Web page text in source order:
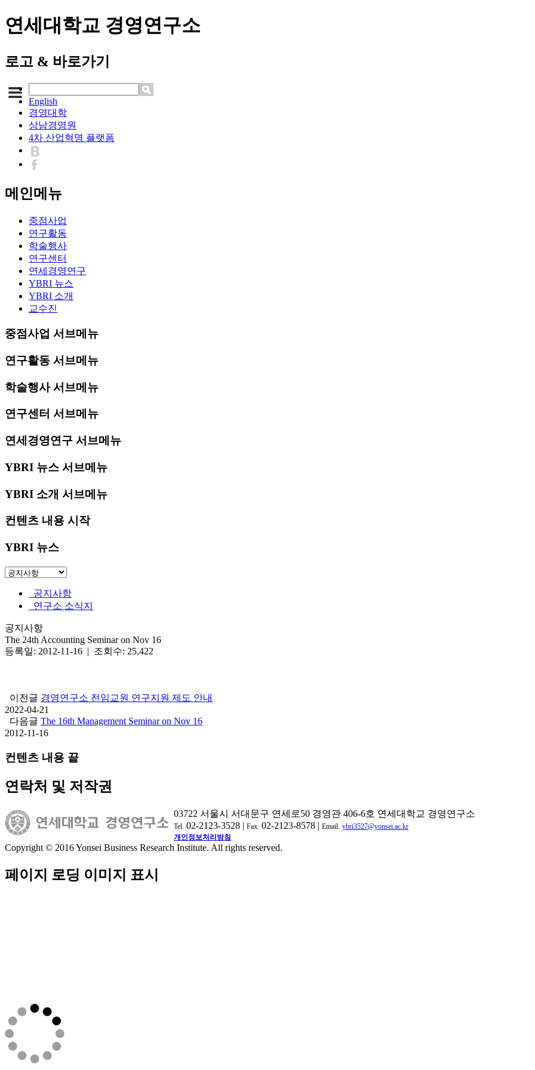
연세대학교 경영연구소
로고 & 바로가기
English
경영대학
상남경영원
4차 산업혁명 플랫폼
메인메뉴
중점사업
연구활동
학술행사
연구센터
연세경영연구
YBRI 뉴스
YBRI 소개
교수진
중점사업 서브메뉴
연구활동 서브메뉴
학술행사 서브메뉴
연구센터 서브메뉴
연세경영연구 서브메뉴
YBRI 뉴스 서브메뉴
YBRI 소개 서브메뉴
컨텐츠 내용 시작
YBRI 뉴스
공지사항
연구소 소식지
공지사항
The 24th Accounting Seminar on Nov 16
등록일: 2012-11-16 | 조회수: 25,422
이전글 경영연구소 전임교원 연구지원 제도 안내
2022-04-21
다음글 The 16th Management Seminar on Nov 16
2012-11-16
컨텐츠 내용 끝
연락처 및 저작권
03722 서울시 서대문구 연세로50 경영관 406-6호 연세대학교 경영연구소
Tel. 02-2123-3528 | Fax. 02-2123-8578 | Email. ybri3527@yonsei.ac.kr
개인정보처리방침
Copyright © 2016 Yonsei Business Research Institute. All rights reserved.
페이지 로딩 이미지 표시